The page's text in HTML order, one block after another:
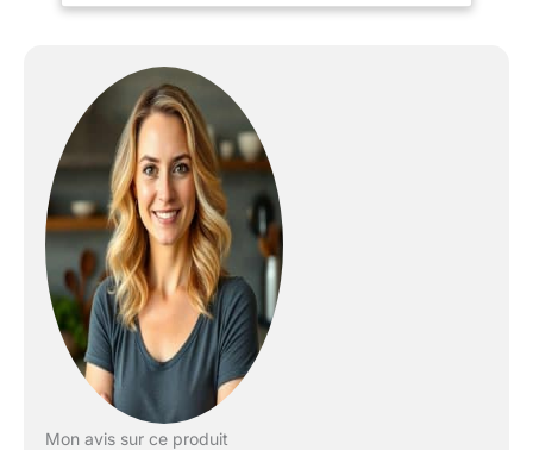
Plage de température :
incluses de 433 x 315
mm Espacement entre
les plaques : 70 mm
Puissance : 2 670 W /
230 V
Mon avis sur ce produit